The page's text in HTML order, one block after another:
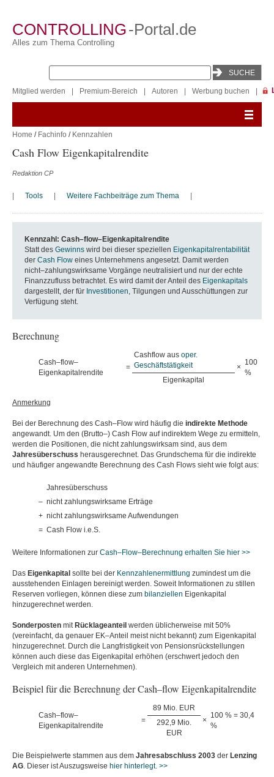
CONTROLLING-Portal.de
Alles zum Thema Controlling
Mitglied werden Premium-Bereich Autoren Werbung buchen
Home / Fachinfo / Kennzahlen
Cash Flow Eigenkapitalrendite
Redaktion CP
Tools Weitere Fachbeiträge zum Thema
Kennzahl: Cash–flow–Eigenkapitalrendite
Statt des Gewinns wird bei dieser speziellen Eigenkapitalrentabilität
der Cash Flow eines Unternehmens angesetzt. Damit werden
nicht–zahlungswirksame Vorgänge neutralisiert und nur der echte
Finanzzufluss betrachtet. Es wird damit der Anteil des Eigenkapitals
dargestellt, der für Investitionen, Tilgungen und Ausschüttungen zur
Verfügung steht.
Berechnung
Cash–flow–
Eigenkapitalrendite
=
Cashflow aus oper.
Geschäftstätigkeit
×
100
%
Eigenkapital
Anmerkung
Bei der Berechnung des Cash–Flow wird häufig die indirekte Methode
angewandt. Um den (Brutto–) Cash Flow auf indirektem Wege zu ermitteln,
werden die Positionen, die nicht zahlungswirksam sind, aus dem
Jahresüberschuss herausgerechnet. Das Grundschema für die indirekte
und häufiger angewandte Berechnung des Cash Flows sieht wie folgt aus:
Jahresüberschuss
– nicht zahlungswirksame Erträge
+ nicht zahlungswirksame Aufwendungen
= Cash Flow i.e.S.
Weitere Informationen zur Cash–Flow–Berechnung erhalten Sie hier >>
Das Eigenkapital sollte bei der Kennzahlenermittlung zumindest um die
ausstehenden Einlagen bereinigt werden. Soweit Informationen zu stillen
Reserven vorliegen, können diese zum bilanziellen Eigenkapital
hinzugerechnet werden.
Sonderposten mit Rücklageanteil werden üblicherweise mit 50%
(vereinfacht, da genauer EK–Anteil meist nicht bekannt) zum Eigenkapital
hinzugerechnet. Durch die Langfristigkeit von Pensionsrückstellungen
können auch diese das Eigenkapital erhöhen (erschwert jedoch den
Vergleich mit anderen Unternehmen).
Beispiel für die Berechnung der Cash–flow Eigenkapitalrendite
Cash–flow–
Eigenkapitalrendite
=
89 Mio. EUR
×
100 % = 30,4
%
292,9 Mio.
EUR
Die Beispielwerte stammen aus dem Jahresabschluss 2003 der Lenzing
AG. Dieser ist Auszugsweise hier hinterlegt. >>